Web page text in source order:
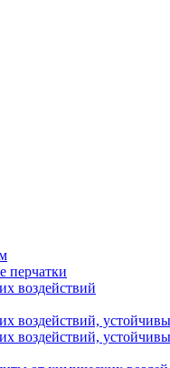
перчатки
воздействий
воздействий,
воздействий,